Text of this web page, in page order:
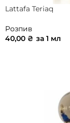
Lattafa Teriaq
Розпив
40,00 ₴ за 1 мл